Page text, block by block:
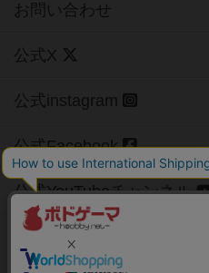
お問い合わせ
公式X
公式instagram
公式Facebook
公式YouTubeチャンネル